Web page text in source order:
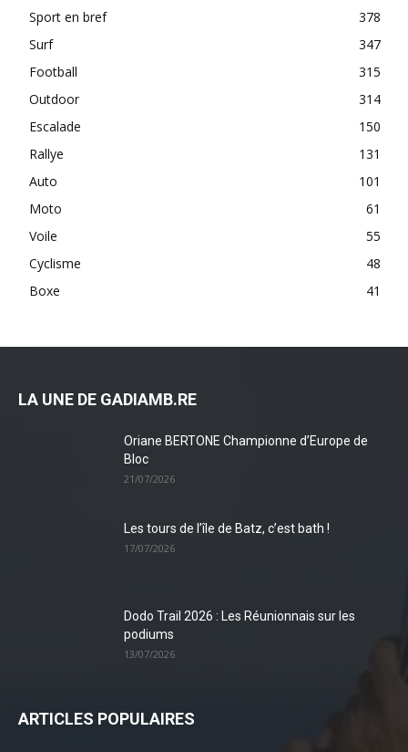
Sport en bref
378
Surf
347
Football
315
Outdoor
314
Escalade
150
Rallye
131
Auto
101
Moto
61
Voile
55
Cyclisme
48
Boxe
41
LA UNE DE GADIAMB.RE
Oriane BERTONE Championne d’Europe de
Bloc
21/07/2026
Les tours de l’île de Batz, c’est bath !
17/07/2026
Dodo Trail 2026 : Les Réunionnais sur les
podiums
13/07/2026
ARTICLES POPULAIRES